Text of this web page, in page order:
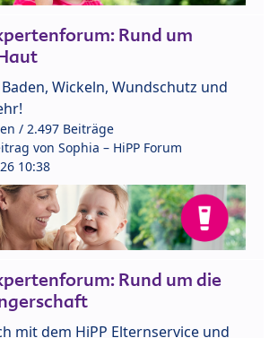
Rund um
Wickeln, Wundschutz und
/ 2.497 Beiträge
von Sophia – HiPP Forum
10:38
Rund um die
mit dem HiPP Elternservice und